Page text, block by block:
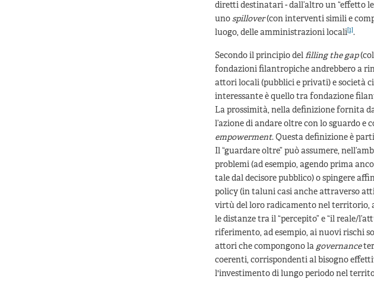
diretti destinatari - dall’altro un “effetto
unospillover(con interventi simili e
luogo, delle amministrazioni locali[1].
Secondo il principio delfilling the gap
fondazioni filantropiche andrebbero a
attori locali (pubblici e privati) e società
interessante è quello tra fondazione
La prossimità, nella definizione fornita
l’azione di andare oltre con lo sguardo e
empowerment. Questa definizione è
Il “guardare oltre” può assumere,
problemi (ad esempio, agendo prima
tale dal decisore pubblico) o spingere
policy (in taluni casi anche attraverso
virtù del loro radicamento nel territorio,
le distanze tra il “percepito” e “il reale/
riferimento, ad esempio, ai nuovi rischi
attori che compongono lagovernance
coerenti, corrispondenti al bisogno
l'investimento di lungo periodo nel